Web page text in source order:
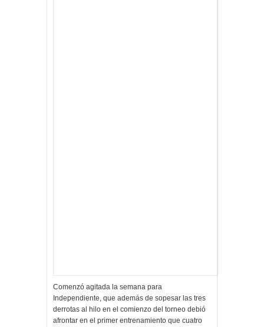
Comenzó agitada la semana para
Independiente, que además de sopesar las tres
derrotas al hilo en el comienzo del torneo debió
afrontar en el primer entrenamiento que cuatro